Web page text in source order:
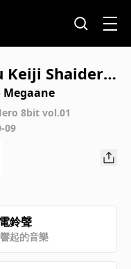
Keiji Shaider/
Sheriff Shaid
8bit vol.01
09
鈴聲
起的音樂